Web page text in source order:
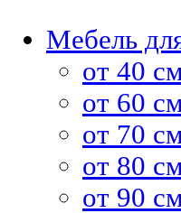
Мебель
от 40
от 60
от 70
от 80
от 90